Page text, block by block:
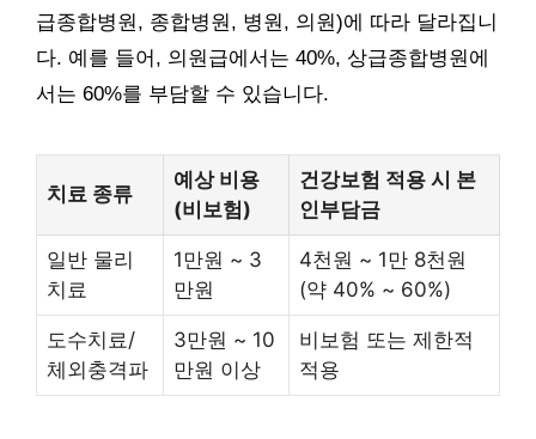
급종합병원, 종합병원, 병원, 의원)에 따라 달라집니
다. 예를 들어, 의원급에서는 40%, 상급종합병원에
서는 60%를 부담할 수 있습니다.
치료 종류
예상 비용
(비보험)
건강보험 적용 시 본
인부담금
일반 물리
치료
1만원 ~ 3
만원
4천원 ~ 1만 8천원
(약 40% ~ 60%)
도수치료/
체외충격파
3만원 ~ 10
만원 이상
비보험 또는 제한적
적용